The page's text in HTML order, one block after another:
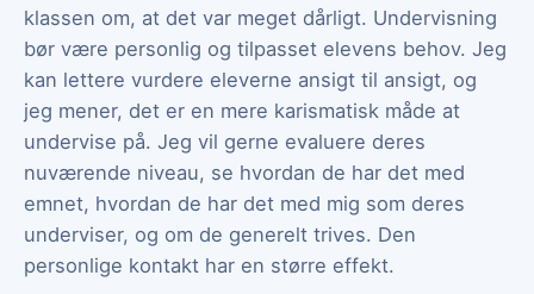
klassen om, at det var meget dårligt. Undervisning
bør være personlig og tilpasset elevens behov. Jeg
kan lettere vurdere eleverne ansigt til ansigt, og
jeg mener, det er en mere karismatisk måde at
undervise på. Jeg vil gerne evaluere deres
nuværende niveau, se hvordan de har det med
emnet, hvordan de har det med mig som deres
underviser, og om de generelt trives. Den
personlige kontakt har en større effekt.